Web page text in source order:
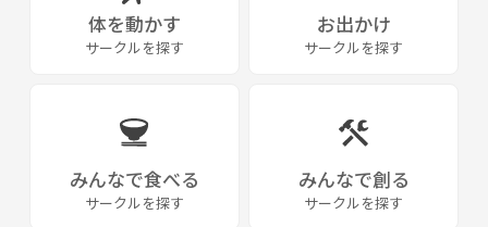
体を動かす
サークルを探す
お出かけ
サークルを探す
みんなで食べる
サークルを探す
みんなで創る
サークルを探す